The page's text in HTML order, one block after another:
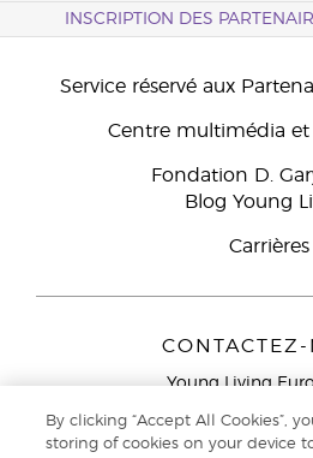
INSCRIPTION DES
Service réservé aux
Centre multimédia et
Fondation D.
Blog Young
Carrières
CONTACTEZ-
Young Living
9727 AJ
By clicking “Accept All Cookies”,
storing of cookies on your device